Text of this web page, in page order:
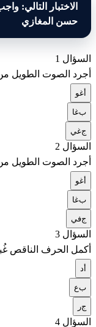
الاختبار التالي:
حسن المغازي
السؤال 1
أجرد الصوت الطويل من
غو
بغا
جغي
السؤال 2
أجرد الصوت الطويل من
غو
بغا
جفي
السؤال 3
أكمل الحرف الناقص
د
بع
جر
السؤال 4